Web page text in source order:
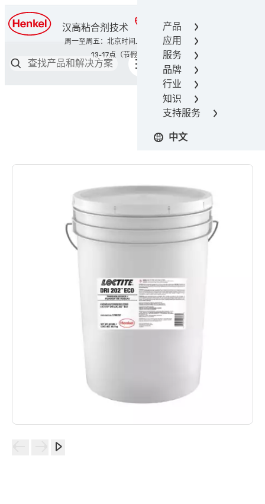
产品
应用
服务
品牌
行业
知识
支持服务
中文
汉高粘合剂技术 400-666-7306